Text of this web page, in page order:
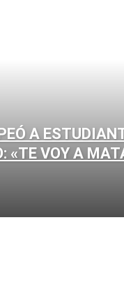
A
«TE VOY A